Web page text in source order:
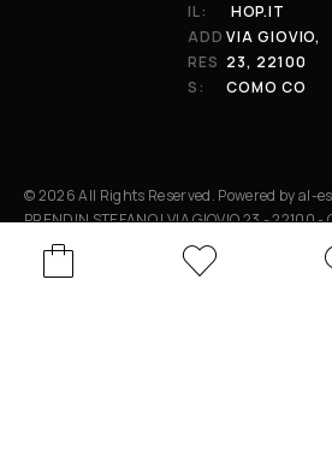
IL:
HOP.IT
ADD
RES
S:
VIA GIOVIO,
23, 22100
COMO CO
© 2026 All Rights Reserved. Powered by al-
PRENDIN STEFANO | VIA GIOVIO 23 - 22100 -
01848590038